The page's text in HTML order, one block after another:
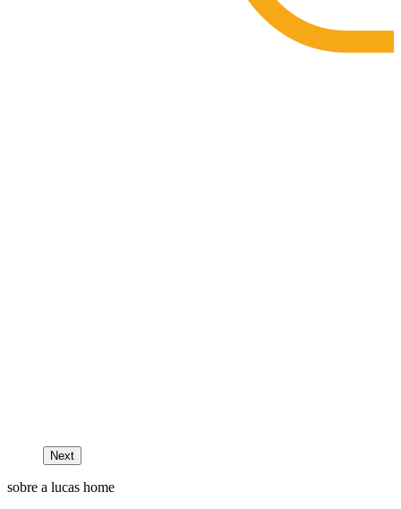
Next
sobre a lucas home